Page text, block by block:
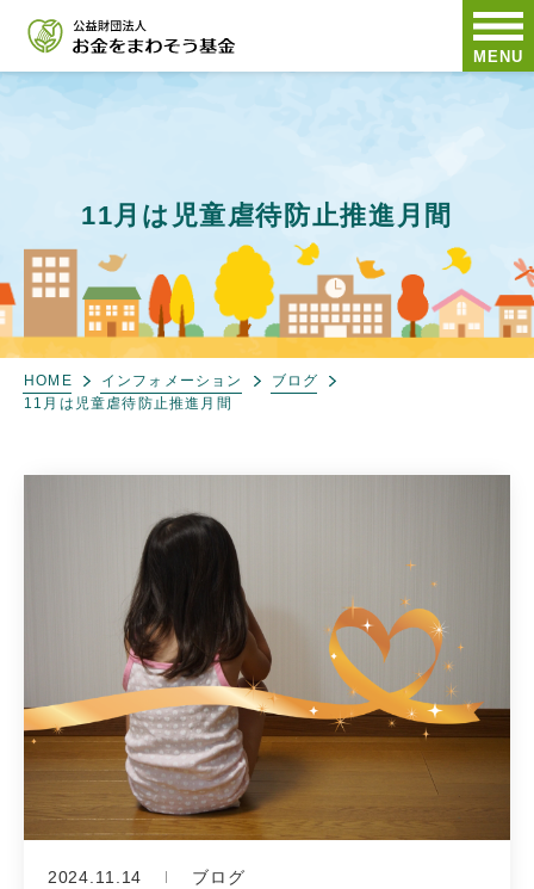
MENU
11月は児童虐待防止推進月間
HOME インフォメーション
ブログ
11月は児童虐待防止推進月間
2024.11.14 ブログ